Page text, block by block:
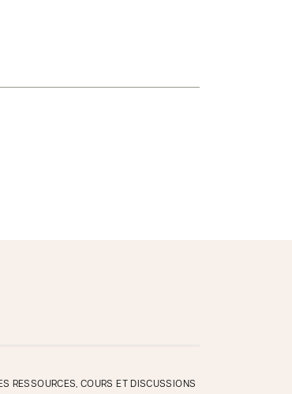
RESSOURCES, COURS ET DISCUSSIONS